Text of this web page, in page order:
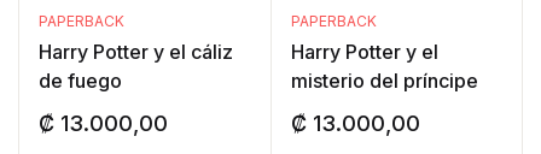
PAPERBACK
Harry Potter y el cáliz
de fuego
₡ 13.000,00
PAPERBACK
Harry Potter y el
misterio del príncipe
₡13.000,00